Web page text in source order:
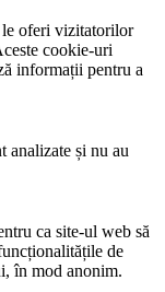
oferi vizitatorilor
cookie-uri
informații pentru a
analizate și nu au
ca site-ul web să
de
în mod anonim.